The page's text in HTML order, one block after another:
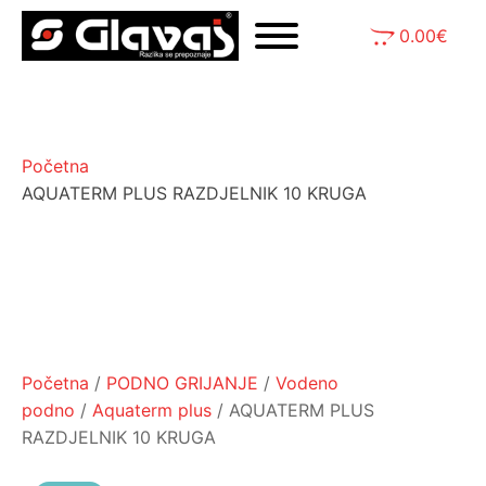
0.00€
Početna
AQUATERM PLUS RAZDJELNIK 10 KRUGA
Početna / PODNO GRIJANJE / Vodeno
podno / Aquaterm plus / AQUATERM PLUS
RAZDJELNIK 10 KRUGA